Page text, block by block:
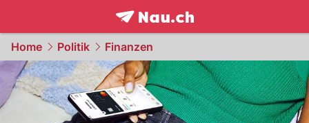
frontpage.NAU.ch
Home Politik Finanzen